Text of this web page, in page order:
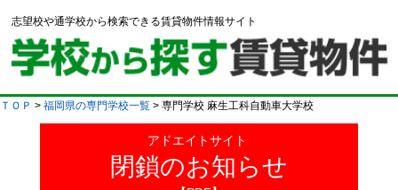
志望校や通学校から検索できる賃貸物件情報サイト
ＴＯＰ > 福岡県の専門学校一覧 > 専門学校 麻生工科自動車大学校
アドエイトサイト
閉鎖のお知らせ